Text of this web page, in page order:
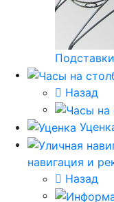
Назад
навигация и
Назад